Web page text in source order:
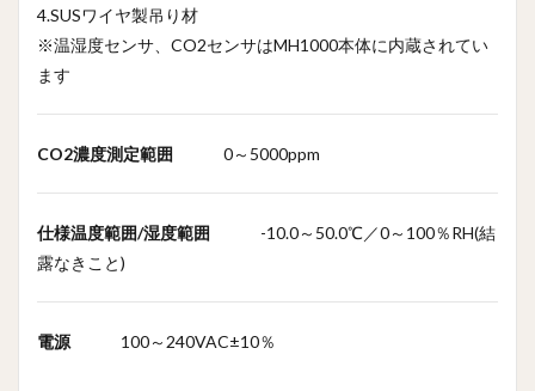
ロードは
こちらを
クリック
品の
い合
はこ
ちら
から>
4.SUSワイヤ製吊り材
※温湿度センサ、CO2センサはMH1000本体に内蔵されてい
ます
CO2濃度測定範囲 0～5000ppm
仕様温度範囲/湿度範囲 -10.0～50.0℃／0～100％RH(結
露なきこと)
電源 100～240VAC±10％